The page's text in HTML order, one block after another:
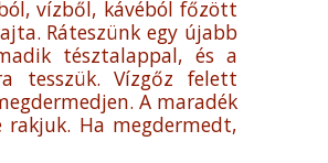
vízből, kávéból főzött
Ráteszünk egy újabb
tésztalappal, és a
tesszük. Vízgőz felett
A maradék
Ha megdermedt,